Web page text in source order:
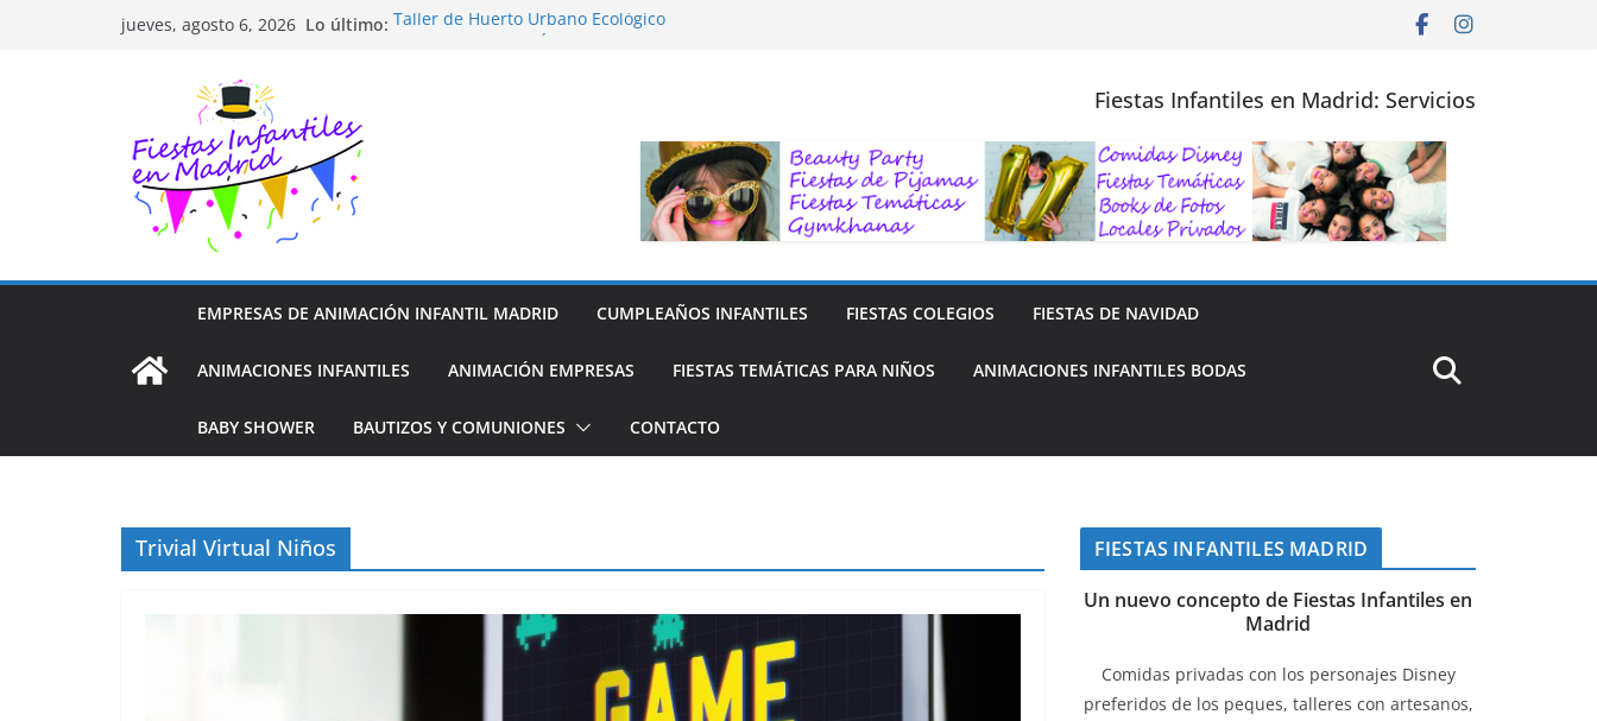
jueves, agosto 6, 2026 Lo último: Taller de Huerto Urbano Ecológico
Fiestas Infantiles en Madrid: Servicios
EMPRESAS DE ANIMACIÓN INFANTIL MADRID CUMPLEAÑOS INFANTILES FIESTAS COLEGIOS FIESTAS DE NAVIDAD
ANIMACIONES INFANTILES ANIMACIÓN EMPRESAS FIESTAS TEMÁTICAS PARA NIÑOS ANIMACIONES INFANTILES BODAS
BABY SHOWER BAUTIZOS Y COMUNIONES CONTACTO
Trivial Virtual Niños
FIESTAS INFANTILES MADRID
Un nuevo concepto de Fiestas Infantiles en
Madrid
Comidas privadas con los personajes Disney
preferidos de los peques, talleres con artesanos,